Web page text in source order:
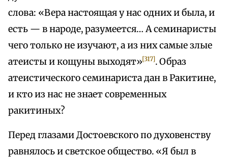
слова: «Вера настоящая у нас одних и была, и
есть — в народе, разумеется… А семинаристы
чего только не изучают, а из них самые злые
атеисты и кощуны выходят»[317]. Образ
атеистического семинариста дан в Ракитине,
и кто из нас не знает современных
ракитиных?
Перед глазами Достоевского по духовенству
равнялось и светское общество. «Я был в